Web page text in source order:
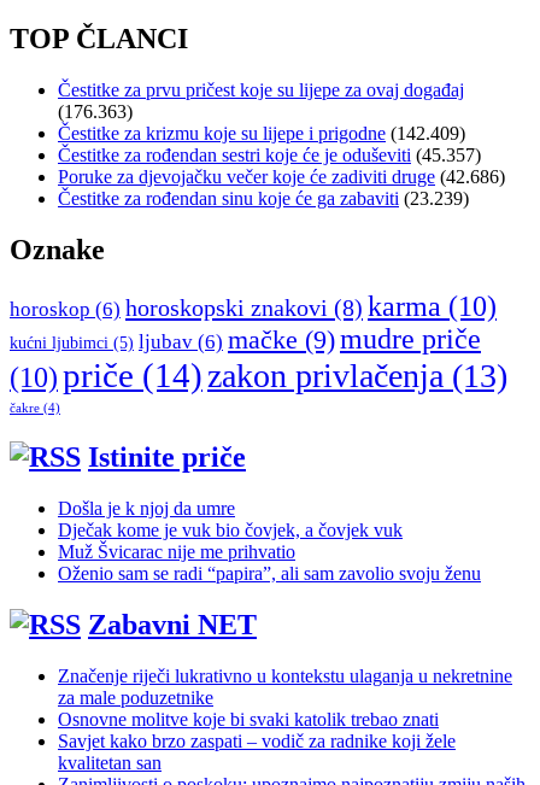
TOP ČLANCI
Čestitke za prvu pričest koje su lijepe za ovaj događaj
(176.363)
Čestitke za krizmu koje su lijepe i prigodne (142.409)
Čestitke za rođendan sestri koje će je oduševiti (45.357)
Poruke za djevojačku večer koje će zadiviti druge (42.686)
Čestitke za rođendan sinu koje će ga zabaviti (23.239)
Oznake
horoskop (6) horoskopski znakovi (8) karma (10)
kućni ljubimci (5) ljubav (6) mačke (9)mudre priče
(10)priče (14)zakon privlačenja (13)
čakre (4)
Istinite priče
Došla je k njoj da umre
Dječak kome je vuk bio čovjek, a čovjek vuk
Muž Švicarac nije me prihvatio
Oženio sam se radi “papira”, ali sam zavolio svoju ženu
Zabavni NET
Značenje riječi lukrativno u kontekstu ulaganja u nekretnine
za male poduzetnike
Osnovne molitve koje bi svaki katolik trebao znati
Savjet kako brzo zaspati – vodič za radnike koji žele
kvalitetan san